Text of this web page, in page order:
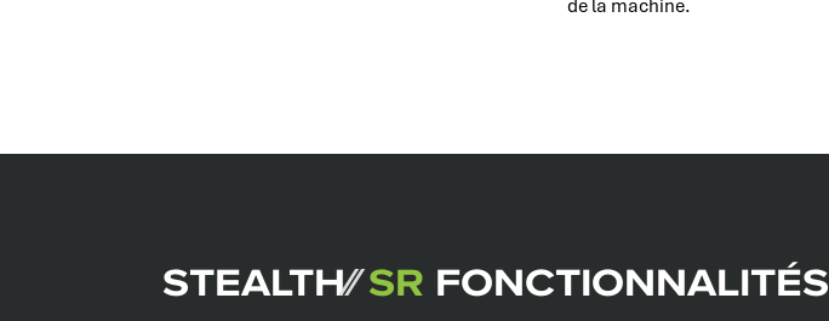
de la machine.
STEALTH⁄⁄SR FONCTIONNALITÉS